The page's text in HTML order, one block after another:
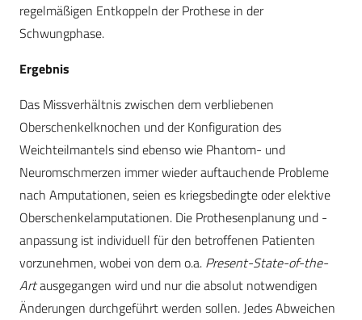
regelmäßigen Entkoppeln der Prothese in der
Schwungphase.
Ergebnis
Das Missverhältnis zwischen dem verbliebenen
Oberschenkelknochen und der Konfiguration des
Weichteilmantels sind ebenso wie Phantom- und
Neuromschmerzen immer wieder auftauchende Probleme
nach Amputationen, seien es kriegsbedingte oder elektive
Oberschenkelamputationen. Die Prothesenplanung und -
anpassung ist individuell für den betroffenen Patienten
vorzunehmen, wobei von dem o.a. Present-State-of-the-
Artausgegangen wird und nur die absolut notwendigen
Änderungen durchgeführt werden sollen. Jedes Abweichen